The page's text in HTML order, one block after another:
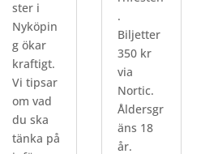
ster i
Nyköpin
g ökar
kraftigt.
Vi tipsar
om vad
du ska
tänka på
.
Biljetter
350 kr
via
Nortic.
Åldersgr
äns 18
år.